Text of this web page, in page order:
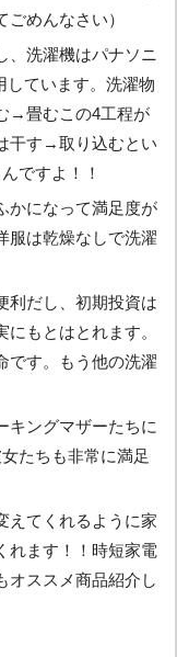
めんなさい）
、洗濯機はパナソニ
しています。洗濯物
→畳むこの4工程が
干す→取り込むとい
ですよ！！
かになって満足度が
服は乾燥なしで洗濯
利だし、初期投資は
もとはとれます。
です。もう他の洗濯
キングマザーたちに
たちも非常に満足
えてくれるように家
れます！！時短家電
オススメ商品紹介し